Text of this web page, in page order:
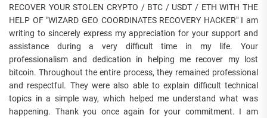
RECOVER YOUR STOLEN CRYPTO / BTC / USDT / ETH WITH THE
HELP OF "WIZARD GEO COORDINATES RECOVERY HACKER" I am
writing to sincerely express my appreciation for your support and
assistance during a very difficult time in my life. Your
professionalism and dedication in helping me recover my lost
bitcoin. Throughout the entire process, they remained professional
and respectful. They were also able to explain difficult technical
topics in a simple way, which helped me understand what was
happening. Thank you once again for your commitment. I am